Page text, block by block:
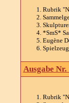
Rubrik
*SmS*
Eugène
Ausgabe Nr.
Rubrik